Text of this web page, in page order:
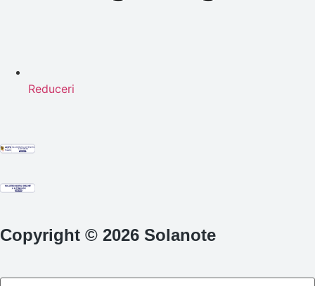
Reduceri
Copyright © 2026 Solanote